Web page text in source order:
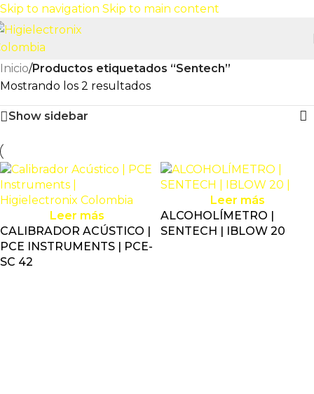
Skip to navigation Skip to main content
Inicio/Productos etiquetados “Sentech”
Mostrando los 2 resultados
Show sidebar
Leer más
CALIBRADOR ACÚSTICO |
PCE INSTRUMENTS | PCE-
SC 42
Leer más
ALCOHOLÍMETRO |
SENTECH | IBLOW 20